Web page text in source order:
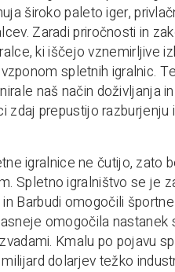
široko paleto iger,
Zaradi priročnosti in
ki iščejo vznemirljive
spletnih igralnic.
naš način doživljanja
prepustijo razburjenju
igralnice ne čutijo, zato
Spletno igralništvo se je
Barbudi omogočili
omogočila nastanek
Kmalu po pojavu
dolarjev težko